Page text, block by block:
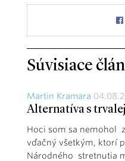
Súvisiace
Martin Kramara
Alternatíva s
Hoci som sa nemohol
vďačný všetkým, ktorí
Národného stretnutia